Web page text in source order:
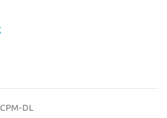
CPM-DL